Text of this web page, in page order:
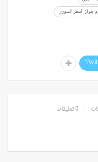
السفر السوري
0 تعليقات